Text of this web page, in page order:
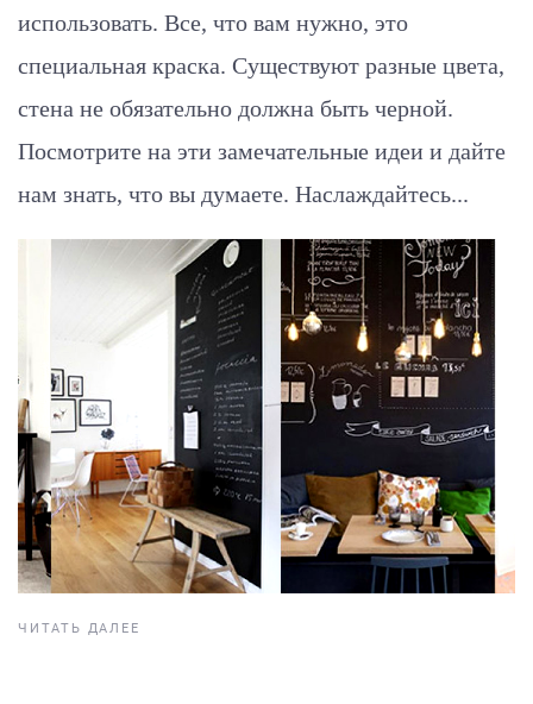
использовать. Все, что вам нужно, это
специальная краска. Существуют разные цвета,
стена не обязательно должна быть черной.
Посмотрите на эти замечательные идеи и дайте
нам знать, что вы думаете. Наслаждайтесь...
ЧИТАТЬ ДАЛЕЕ